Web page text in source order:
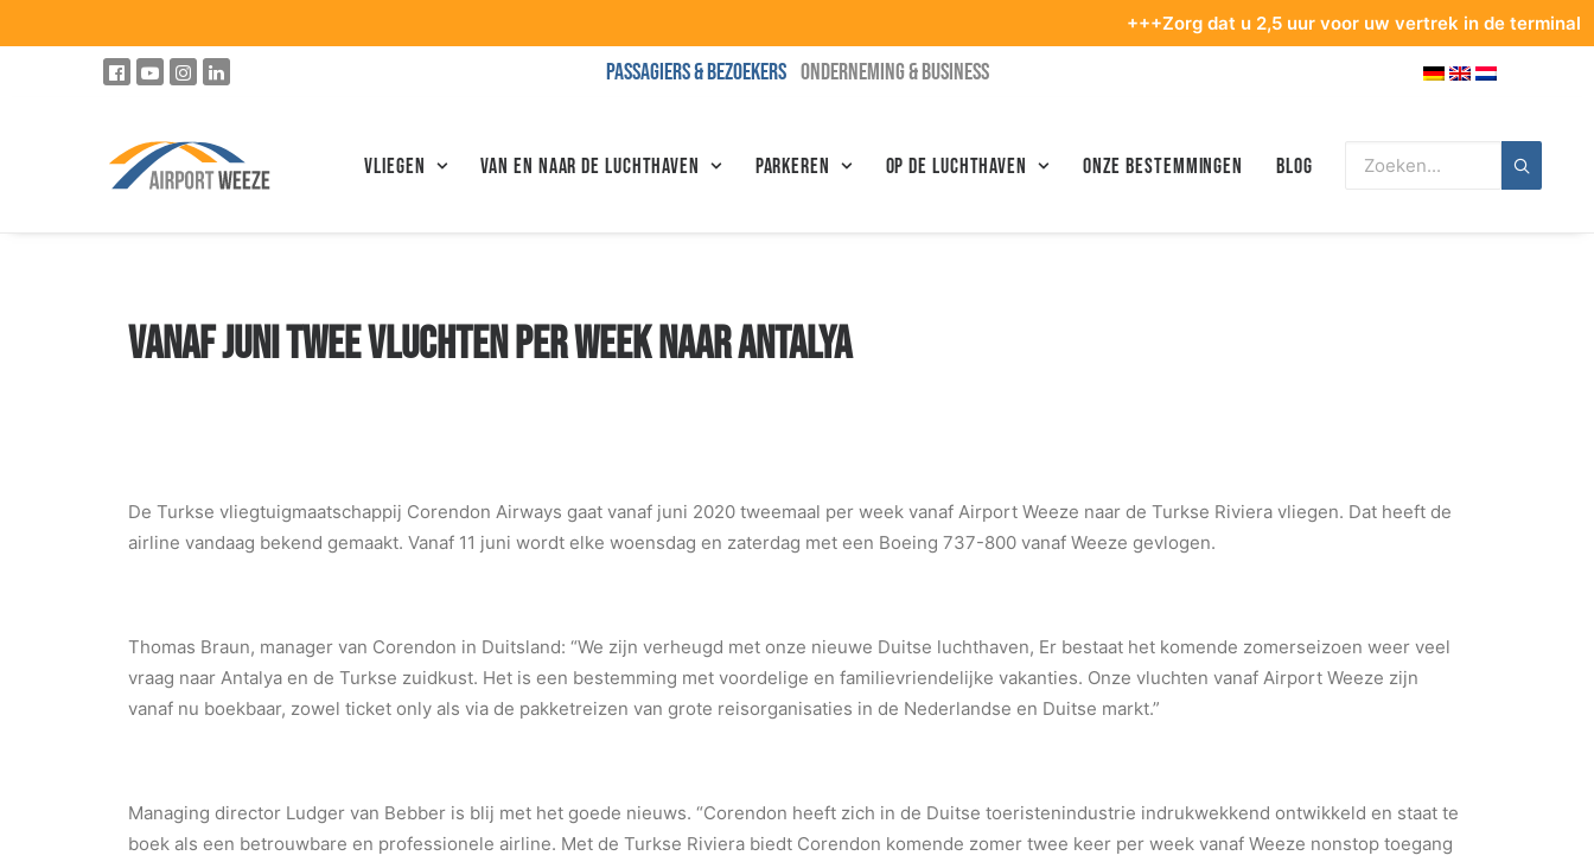
+++Zorg dat u 2,5 uur voor uw vertrek in de terminal bent.
PASSAGIERS & BEZOEKERS ONDERNEMING & BUSINESS
Vliegen VAN EN NAAR DE LUCHTHAVEN Parkeren Op de luchthaven Onze bestemmingen Blog
VANAF JUNI TWEE VLUCHTEN PER WEEK NAAR ANTALYA
De Turkse vliegtuigmaatschappij Corendon Airways gaat vanaf juni 2020 tweemaal per week vanaf Airport Weeze naar de Turkse Riviera vliegen. Dat heeft de
airline vandaag bekend gemaakt. Vanaf 11 juni wordt elke woensdag en zaterdag met een Boeing 737-800 vanaf Weeze gevlogen.
Thomas Braun, manager van Corendon in Duitsland: “We zijn verheugd met onze nieuwe Duitse luchthaven, Er bestaat het komende zomerseizoen weer veel
vraag naar Antalya en de Turkse zuidkust. Het is een bestemming met voordelige en familievriendelijke vakanties. Onze vluchten vanaf Airport Weeze zijn
vanaf nu boekbaar, zowel ticket only als via de pakketreizen van grote reisorganisaties in de Nederlandse en Duitse markt.”
Managing director Ludger van Bebber is blij met het goede nieuws. “Corendon heeft zich in de Duitse toeristenindustrie indrukwekkend ontwikkeld en staat te
boek als een betrouwbare en professionele airline. Met de Turkse Riviera biedt Corendon komende zomer twee keer per week vanaf Weeze nonstop toegang